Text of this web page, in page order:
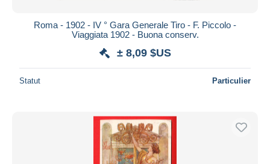
Roma - 1902 - IV ° Gara Generale Tiro - F. Piccolo -
Viaggiata 1902 - Buona conserv.
± 8,09 $US
Statut Particulier